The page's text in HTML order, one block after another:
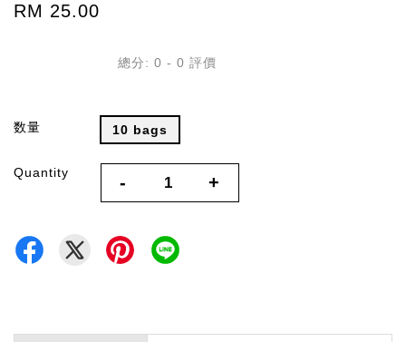
RM 25.00
總分: 0 - 0 評價
数量 10 bags
Quantity - +